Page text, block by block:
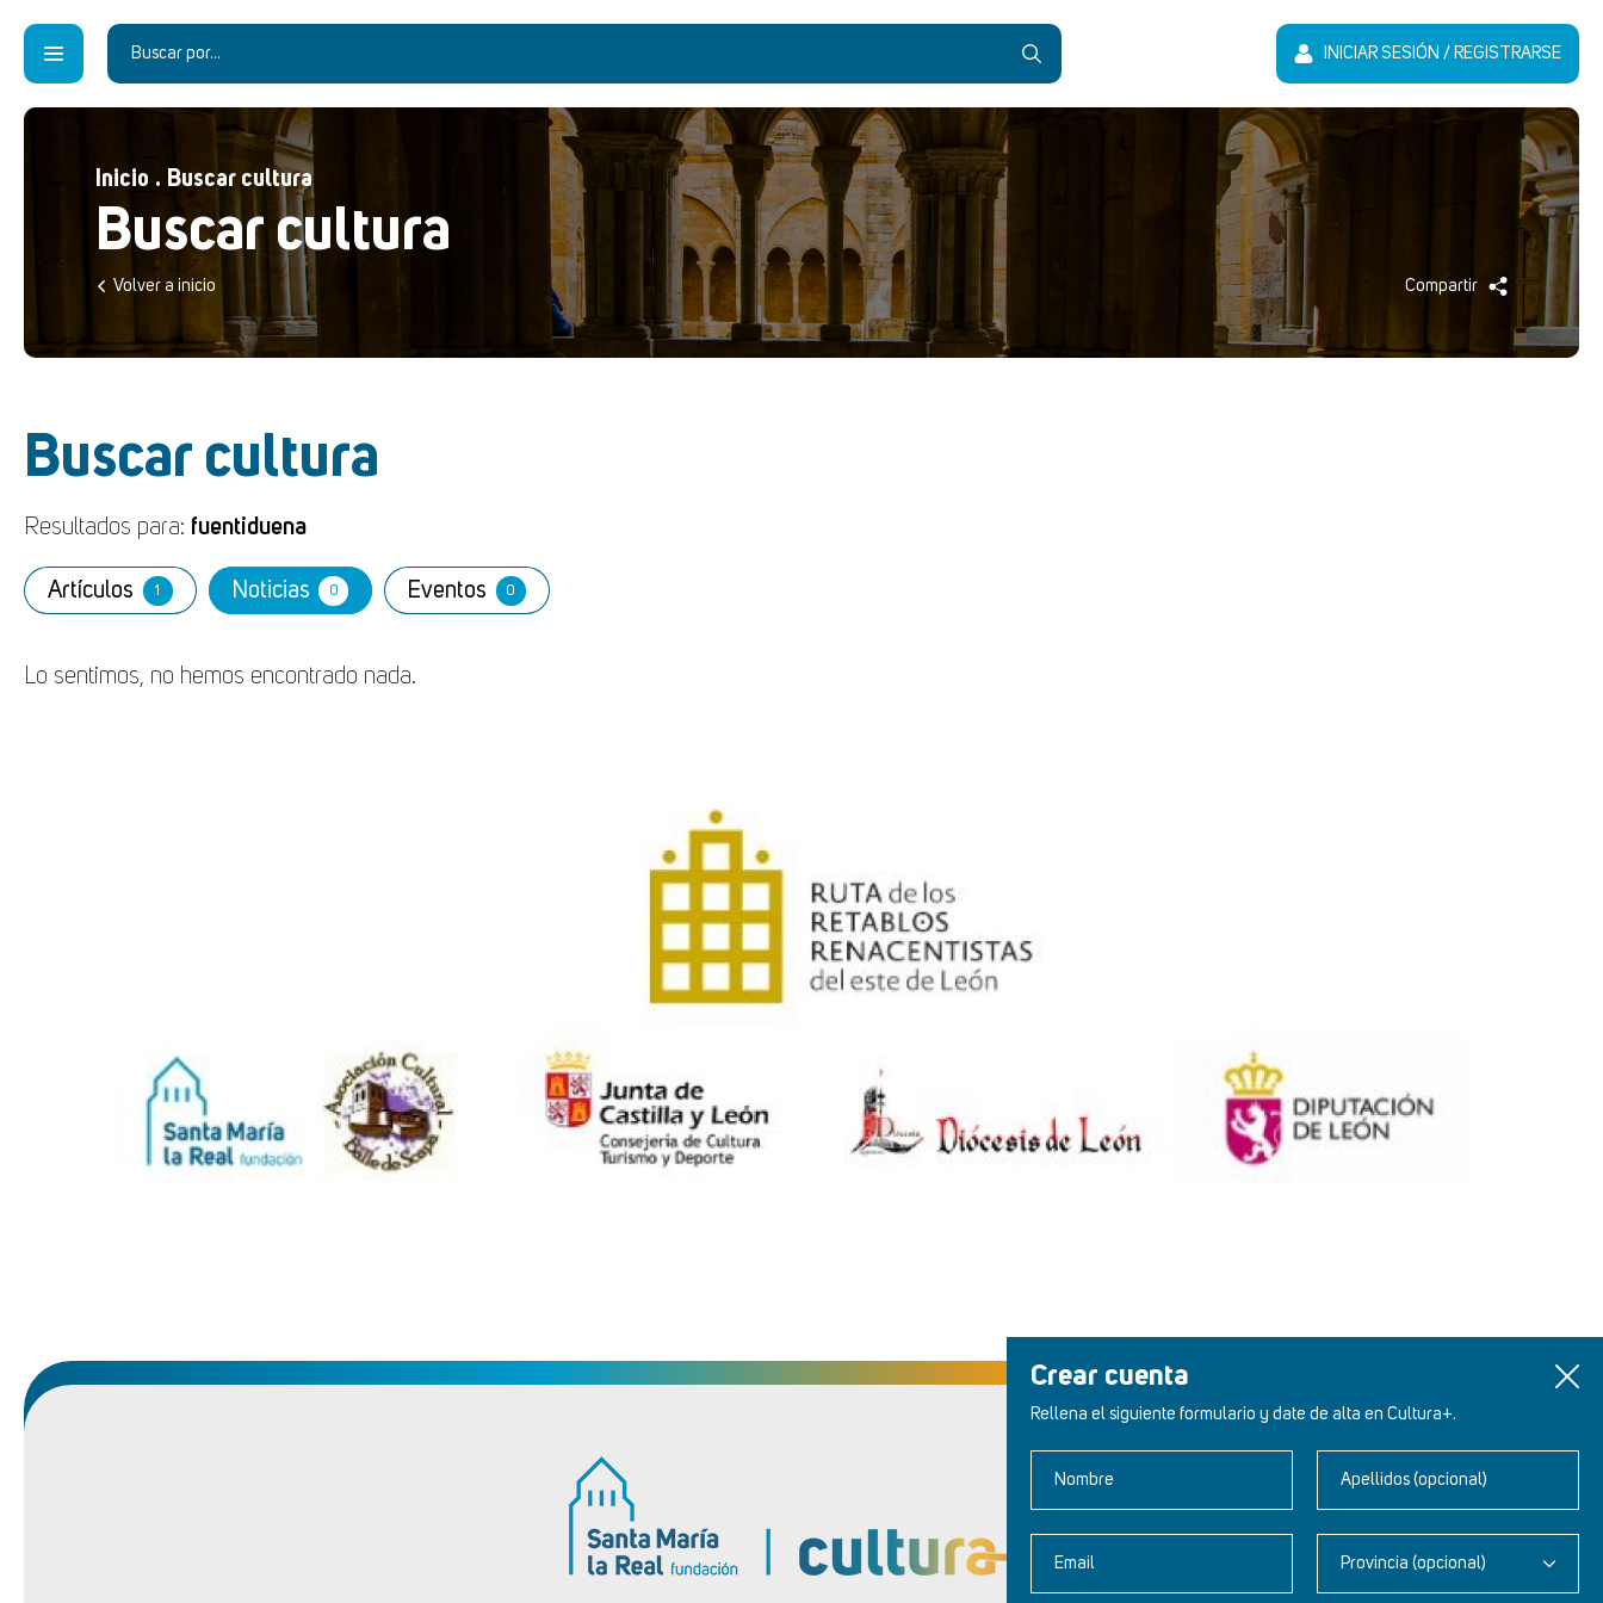
Crear cuenta
Rellena el siguiente formulario y date de alta en Cultura+.
Nombre Apellidos (opcional)
Email Provincia (opcional)
INICIAR SESIÓN / REGISTRARSE
Inicio . Buscar cultura
Buscar cultura
Volver a inicio Compartir
Buscar cultura
Resultados para: fuentiduena
Artículos 1 Noticias 0 Eventos 0
Lo sentimos, no hemos encontrado nada.